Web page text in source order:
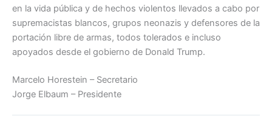
en la vida pública y de hechos violentos llevados a cabo por
supremacistas blancos, grupos neonazis y defensores de la
portación libre de armas, todos tolerados e incluso
apoyados desde el gobierno de Donald Trump.
Marcelo Horestein – Secretario
Jorge Elbaum – Presidente